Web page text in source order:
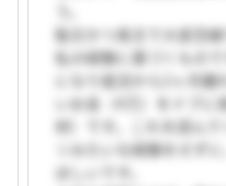
駄文かつ長文で大変恐
私の経験に基づくもの
になり就活から2ヶ月
いお金（4万）をドブ
材）です。これを読ん
ソみたいな経験をせず
ほしいです。